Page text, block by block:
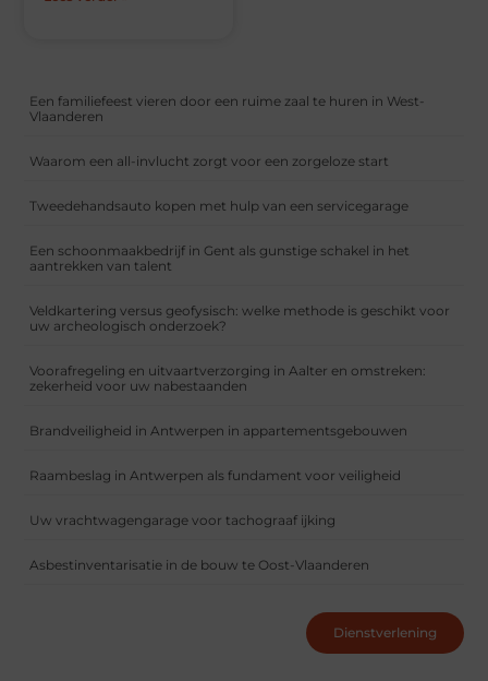
Een familiefeest vieren door een ruime zaal te huren in West-
Vlaanderen
Waarom een all-invlucht zorgt voor een zorgeloze start
Tweedehandsauto kopen met hulp van een servicegarage
Een schoonmaakbedrijf in Gent als gunstige schakel in het
aantrekken van talent
Veldkartering versus geofysisch: welke methode is geschikt voor
uw archeologisch onderzoek?
Voorafregeling en uitvaartverzorging in Aalter en omstreken:
zekerheid voor uw nabestaanden
Brandveiligheid in Antwerpen in appartementsgebouwen
Raambeslag in Antwerpen als fundament voor veiligheid
Uw vrachtwagengarage voor tachograaf ijking
Asbestinventarisatie in de bouw te Oost-Vlaanderen
Dienstverlening